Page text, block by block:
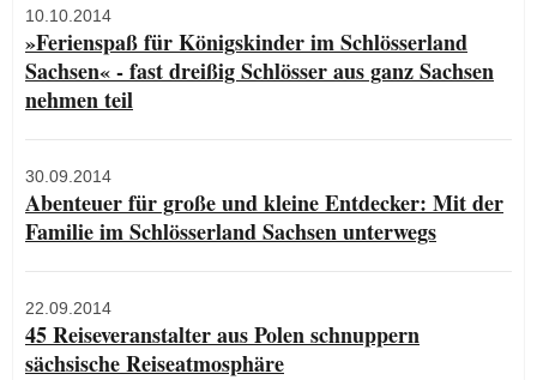
10.10.2014
»Ferienspaß für Königskinder im Schlösserland
Sachsen« - fast dreißig Schlösser aus ganz Sachsen
nehmen teil
30.09.2014
Abenteuer für große und kleine Entdecker: Mit der
Familie im Schlösserland Sachsen unterwegs
22.09.2014
45 Reiseveranstalter aus Polen schnuppern
sächsische Reiseatmosphäre